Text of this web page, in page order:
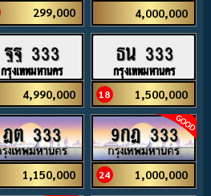
299,000 4,000,000
ฐฐ 333
กรุงเทพมหานคร
4,990,000
ธน 333
กรุงเทพมหานคร
18 1,500,000
ฎต 333
1,150,000
9กฎ 333
24 1,000,000